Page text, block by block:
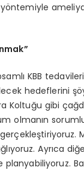
yöntemiyle
KBB
hedeflerini
gibi
olmanın
Ayrıca